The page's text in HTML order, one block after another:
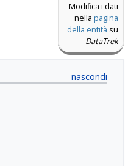
Modifica i dati
nella pagina
della entità su
DataTrek